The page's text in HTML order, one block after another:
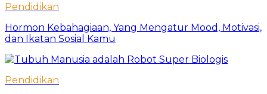
Pendidikan
Hormon Kebahagiaan, Yang Mengatur Mood, Motivasi,
dan Ikatan Sosial Kamu
Pendidikan